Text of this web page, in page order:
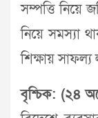
সম্পত্তি নিয়ে
নিয়ে সমস্যা
শিক্ষায় সাফল্য
বৃশ্চিক: (২৪